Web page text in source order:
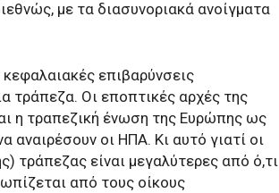
με τα διασυνοριακά ανοίγματα
επιβαρύνσεις
τράπεζα. Οι εποπτικές αρχές της
η τραπεζική ένωση της Ευρώπης ως
αναιρέσουν οι ΗΠΑ. Κι αυτό γιατί οι
τράπεζας είναι μεγαλύτερες από ό,τι
από τους οίκους